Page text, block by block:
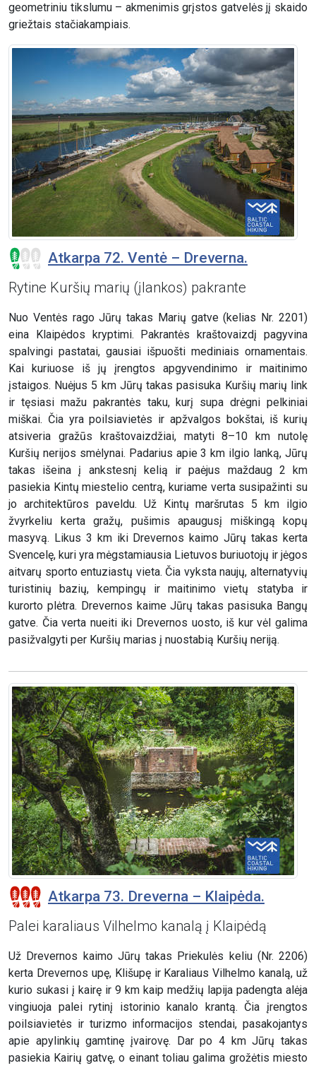
geometriniu tikslumu – akmenimis grįstos gatvelės jį skaido
griežtais stačiakampiais.
Atkarpa 72. Ventė – Dreverna.
Rytine Kuršių marių (įlankos) pakrante
Nuo Ventės rago Jūrų takas Marių gatve (kelias Nr. 2201)
eina Klaipėdos kryptimi. Pakrantės kraštovaizdį pagyvina
spalvingi pastatai, gausiai išpuošti mediniais ornamentais.
Kai kuriuose iš jų įrengtos apgyvendinimo ir maitinimo
įstaigos. Nuėjus 5 km Jūrų takas pasisuka Kuršių marių link
ir tęsiasi mažu pakrantės taku, kurį supa drėgni pelkiniai
miškai. Čia yra poilsiavietės ir apžvalgos bokštai, iš kurių
atsiveria gražūs kraštovaizdžiai, matyti 8–10 km nutolę
Kuršių nerijos smėlynai. Padarius apie 3 km ilgio lanką, Jūrų
takas išeina į ankstesnį kelią ir paėjus maždaug 2 km
pasiekia Kintų miestelio centrą, kuriame verta susipažinti su
jo architektūros paveldu. Už Kintų maršrutas 5 km ilgio
žvyrkeliu kerta gražų, pušimis apaugusį miškingą kopų
masyvą. Likus 3 km iki Drevernos kaimo Jūrų takas kerta
Svencelę, kuri yra mėgstamiausia Lietuvos buriuotojų ir jėgos
aitvarų sporto entuziastų vieta. Čia vyksta naujų, alternatyvių
turistinių bazių, kempingų ir maitinimo vietų statyba ir
kurorto plėtra. Drevernos kaime Jūrų takas pasisuka Bangų
gatve. Čia verta nueiti iki Drevernos uosto, iš kur vėl galima
pasižvalgyti per Kuršių marias į nuostabią Kuršių neriją.
Atkarpa 73. Dreverna – Klaipėda.
Palei karaliaus Vilhelmo kanalą į Klaipėdą
Už Drevernos kaimo Jūrų takas Priekulės keliu (Nr. 2206)
kerta Drevernos upę, Klišupę ir Karaliaus Vilhelmo kanalą, už
kurio sukasi į kairę ir 9 km kaip medžių lapija padengta alėja
vingiuoja palei rytinį istorinio kanalo krantą. Čia įrengtos
poilsiavietės ir turizmo informacijos stendai, pasakojantys
apie apylinkių gamtinę įvairovę. Dar po 4 km Jūrų takas
pasiekia Kairių gatvę, o einant toliau galima grožėtis miesto